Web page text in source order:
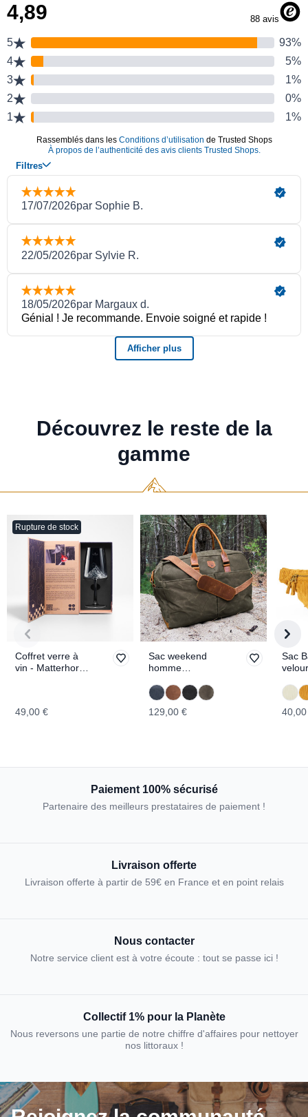
Découvrez le reste de la
gamme
Rupture de stock
Coffret verre à
vin - Matterhorn
49,00 €
Sac weekend
homme
129,00 €
Sac
Paiement 100% sécurisé
Partenaire des meilleurs prestataires de paiement !
Livraison offerte
Livraison offerte à partir de 59€ en France et en point relais
Nous contacter
Notre service client est à votre écoute : tout se passe ici !
Collectif 1% pour la Planète
Nous reversons une partie de notre chiffre d'affaires pour nettoyer
nos littoraux !